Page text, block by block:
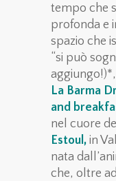
tempo che
profonda e
spazio che
“si può
aggiungo!)*,
La Barma
and
nel cuore
Estoul, in
nata
che, oltre